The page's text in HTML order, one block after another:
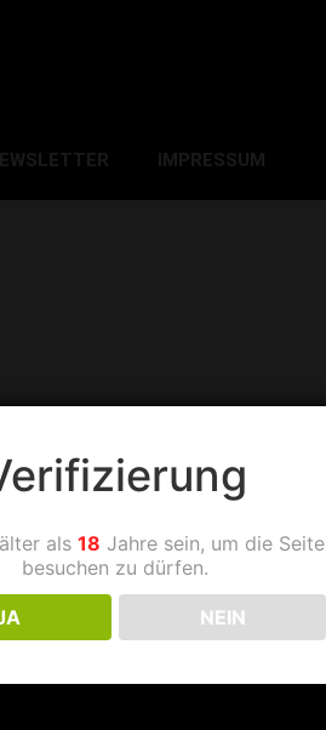
IMPRESSUM
als 18 Jahre sein, um die Seite
besuchen zu dürfen.
NEIN